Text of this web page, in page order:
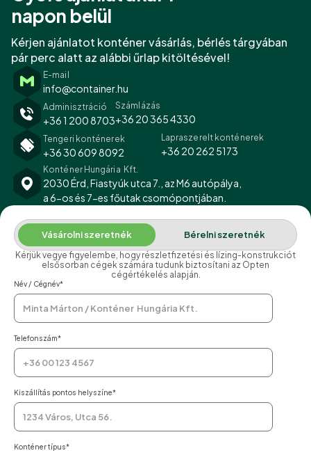
napon belül
Kérjen ajánlatot konténer vásárlás, bérlés tárgyában
pár perc alatt az alábbi űrlap kitöltésével!
E-mail
info@container.hu
Adminisztráció
+36 1 200 8703
Számlázás
+36 20 365 4330
Tengeri konténerek
+36 30 609 8092
Lapraszerelt konténerek
+36 20 262 5173
Konténer Hungária Kft.
2030 Érd, Fiastyúk utca 7., az M6 autópálya,
a 6-os és 7-es főutak csomópontjában.
Vásárolni szeretnék Bérelni szeretnék
Kérjük vegye figyelembe, hogy részletfizetési és lízing-konstrukciót
elsősorban cégek számára tudunk biztosítani az Opten
cégértékelés alapján.
Név / Cégnév*
Telefonszám*
Kiszállítás pontos helyszíne*
Konténer típus*